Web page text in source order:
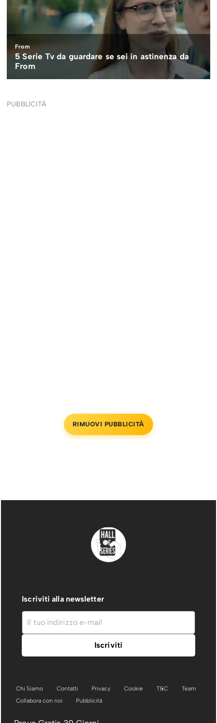
PUBBLICITÀ
RIMUOVI PUBBLICITÀ
Iscriviti alla newsletter
Chi Siamo Contatti Privacy Cookie T&C
Team
Collabora con noi
Pubblicità